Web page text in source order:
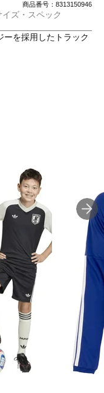
商品番号：8313150946
イズ・スペック
を採用したトラック